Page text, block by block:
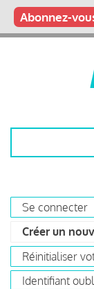
Aller
contenu
Main
Qui sommes
Vous publiez
Nous publions
Contactez-nous
Abonnez-
Primary
tabs
Se connecter
Créer un
Réinitialiser
Identifiant